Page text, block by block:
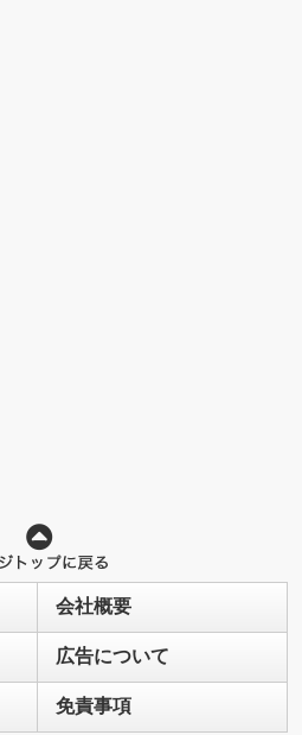
会社概要
広告について
免責事項